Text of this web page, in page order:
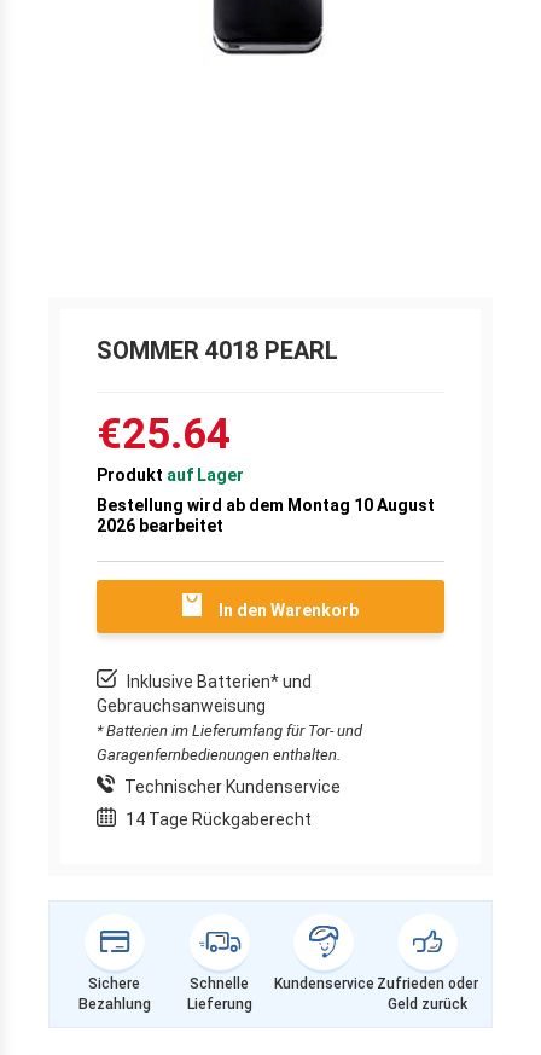
SOMMER 4018 PEARL
€25.64
Produkt auf Lager
Bestellung wird ab dem Montag 10 August
2026 bearbeitet
In den Warenkorb
Inklusive Batterien* und
Gebrauchsanweisung
* Batterien im Lieferumfang für Tor- und
Garagenfernbedienungen enthalten.
Technischer Kundenservice
14 Tage Rückgaberecht
Sichere
Bezahlung
Schnelle
Lieferung
Kundenservice Zufrieden oder
Geld zurück